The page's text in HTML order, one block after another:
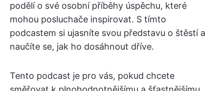
podělí o své osobní příběhy úspěchu, které
mohou posluchače inspirovat. S tímto
podcastem si ujasníte svou představu o štěstí a
naučíte se, jak ho dosáhnout dříve.
Tento podcast je pro vás, pokud chcete